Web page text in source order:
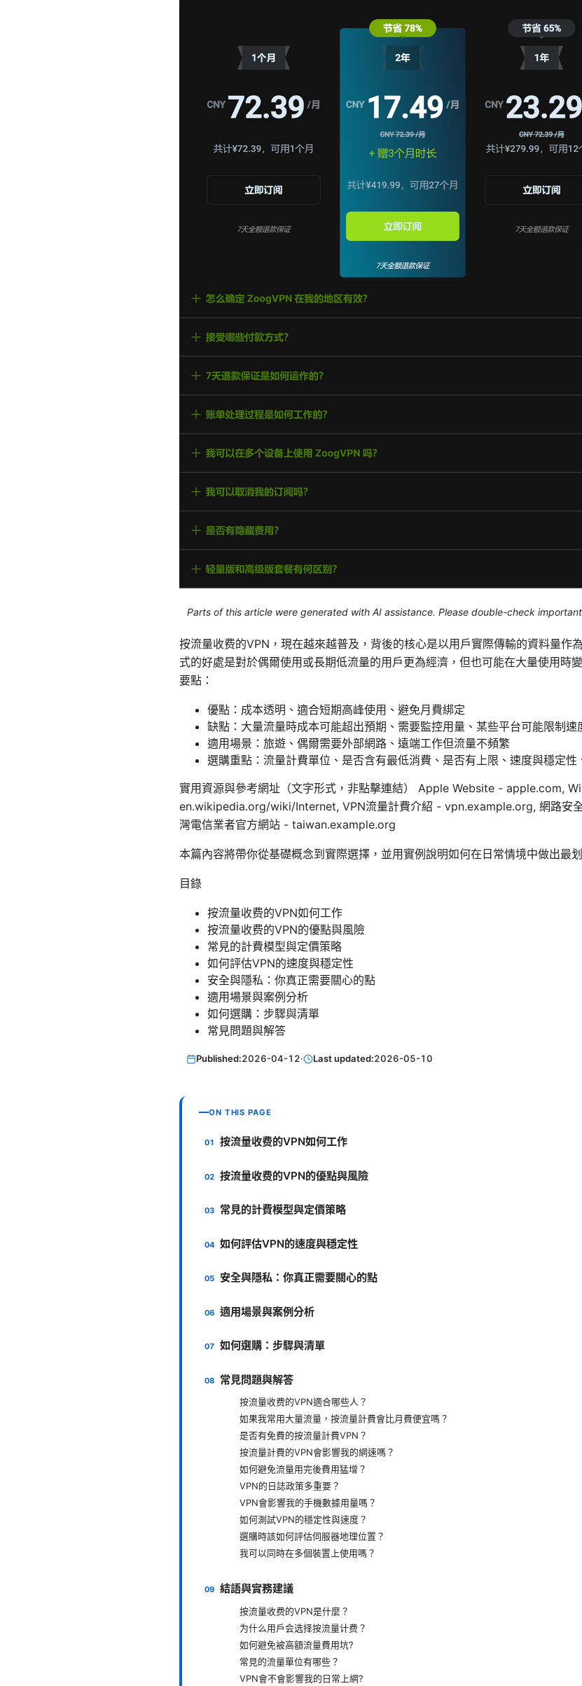
Parts of this article were generated with AI assistance. Please double-check
按流量收费的VPN，現在越來越普及，背後的核心是以用戶實際傳輸的資料量作
式的好處是對於偶爾使用或長期低流量的用戶更為經濟，但也可能在大量使用時
要點：
優點：成本透明、適合短期高峰使用、避免月費綁定
缺點：大量流量時成本可能超出預期、需要監控用量、某些平台可能限制速
適用場景：旅遊、偶爾需要外部網路、遠端工作但流量不頻繁
選購重點：流量計費單位、是否含有最低消費、是否有上限、速度與穩定
實用資源與參考網址（文字形式，非點擊連結） Apple Website - apple.com,
en.wikipedia.org/wiki/Internet, VPN流量計費介紹 - vpn.example.org, 網路安
灣電信業者官方網站 - taiwan.example.org
本篇內容將帶你從基礎概念到實際選擇，並用實例說明如何在日常情境中做出最
目錄
按流量收费的VPN如何工作
按流量收费的VPN的優點與風險
常見的計費模型與定價策略
如何評估VPN的速度與穩定性
安全與隱私：你真正需要關心的點
適用場景與案例分析
如何選購：步驟與清單
常見問題與解答
Published:2026-04-12· Last updated:2026-05-10
ON THIS PAGE
按流量收费的VPN如何工作
按流量收费的VPN的優點與風險
常見的計費模型與定價策略
如何評估VPN的速度與穩定性
安全與隱私：你真正需要關心的點
適用場景與案例分析
如何選購：步驟與清單
常見問題與解答
按流量收费的VPN適合哪些人？
如果我常用大量流量，按流量計費會比月費便宜嗎？
是否有免費的按流量計費VPN？
按流量計費的VPN會影響我的網速嗎？
如何避免流量用完後費用猛增？
VPN的日誌政策多重要？
VPN會影響我的手機數據用量嗎？
如何測試VPN的穩定性與速度？
選購時該如何評估伺服器地理位置？
我可以同時在多個裝置上使用嗎？
結語與實務建議
按流量收费的VPN是什麼？
为什么用户会选择按流量计费？
如何避免被高額流量費用坑?
常見的流量單位有哪些？
VPN會不會影響我的日常上網?